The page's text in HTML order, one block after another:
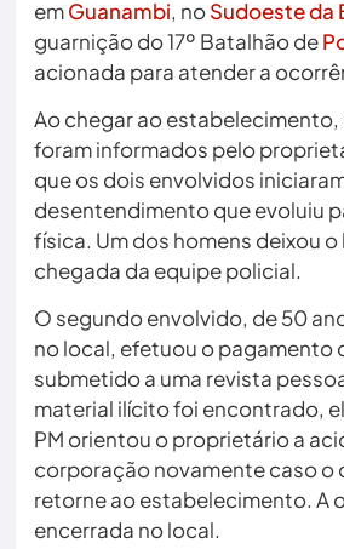
emGuanambi, noSudoeste da
guarnição do 17º Batalhão de
acionada para atender a
Ao chegar ao estabelecimento,
foram informados pelo
que os dois envolvidos
desentendimento que evoluiu
física. Um dos homens deixou
chegada da equipe policial.
O segundo envolvido, de 50
no local, efetuou o pagamento
submetido a uma revista
material ilícito foi encontrado,
PM orientou o proprietário a
corporação novamente caso o
retorne ao estabelecimento. A
encerrada no local.